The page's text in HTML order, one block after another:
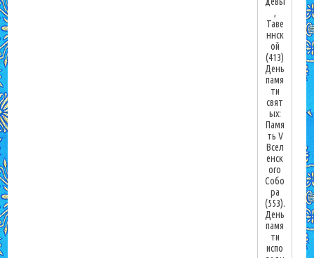
,
Таве
ннск
ой
(413)
День
памя
ти
свят
ых:
Памя
ть V
Всел
енск
ого
Собо
ра
(553).
День
памя
ти
испо